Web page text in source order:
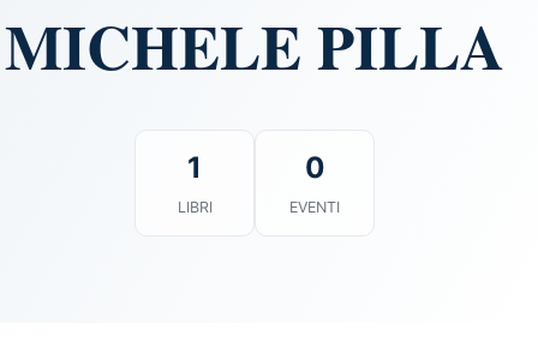
MICHELE PILLA
1
LIBRI
0
EVENTI